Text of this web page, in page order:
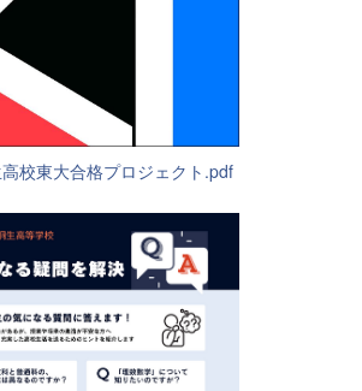
校東大合格プロジェクト.pdf